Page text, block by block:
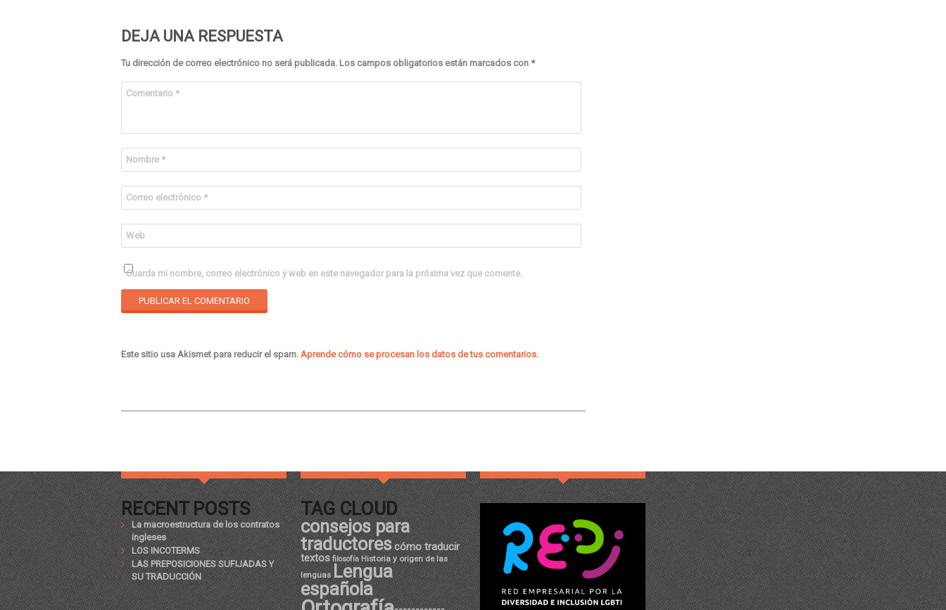
DEJA UNA RESPUESTA
Tu dirección de correo electrónico no será publicada. Los campos obligatorios están marcados con *
Comentario *
Nombre *
Correo electrónico *
Web
Guarda mi nombre, correo electrónico y web en este navegador para la próxima vez que comente.
Este sitio usa Akismet para reducir el spam. Aprende cómo se procesan los datos de tus comentarios.
RECENT POSTS
La macroestructura de los contratos
ingleses
LOS INCOTERMS
LAS PREPOSICIONES SUFIJADAS Y
SU TRADUCCIÓN
TAG CLOUD
consejos para
traductorescómo traducir
textos filosofía Historia y origen de las
lenguas Lengua
española